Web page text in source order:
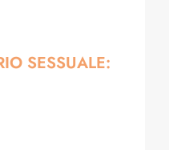
SESSUALE: